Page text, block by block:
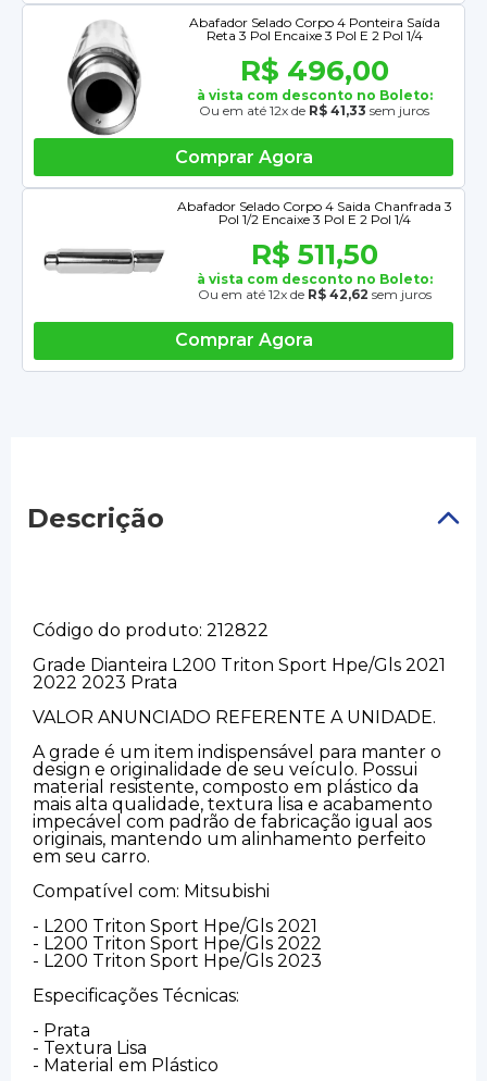
Abafador Selado Corpo 4 Ponteira Saída
Reta 3 Pol Encaixe 3 Pol E 2 Pol 1/4
R$ 496,00
à vista com desconto no Boleto:
Ou em até 12x de R$ 41,33 sem juros
Comprar Agora
Abafador Selado Corpo 4 Saida Chanfrada 3
Pol 1/2 Encaixe 3 Pol E 2 Pol 1/4
R$ 511,50
à vista com desconto no Boleto:
Ou em até 12x de R$ 42,62 sem juros
Comprar Agora
Descrição
Código do produto: 212822
Grade Dianteira L200 Triton Sport Hpe/Gls 2021
2022 2023 Prata
VALOR ANUNCIADO REFERENTE A UNIDADE.
A grade é um item indispensável para manter o
design e originalidade de seu veículo. Possui
material resistente, composto em plástico da
mais alta qualidade, textura lisa e acabamento
impecável com padrão de fabricação igual aos
originais, mantendo um alinhamento perfeito
em seu carro.
Compatível com: Mitsubishi
- L200 Triton Sport Hpe/Gls 2021
- L200 Triton Sport Hpe/Gls 2022
- L200 Triton Sport Hpe/Gls 2023
Especificações Técnicas:
- Prata
- Textura Lisa
- Material em Plástico